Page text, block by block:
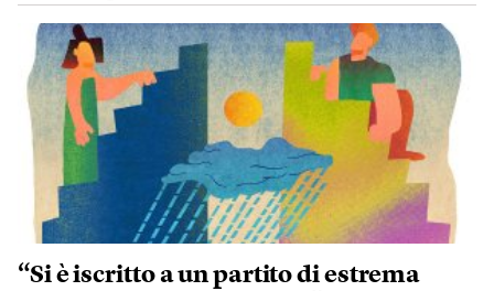
“Si è iscritto a un partito di estrema